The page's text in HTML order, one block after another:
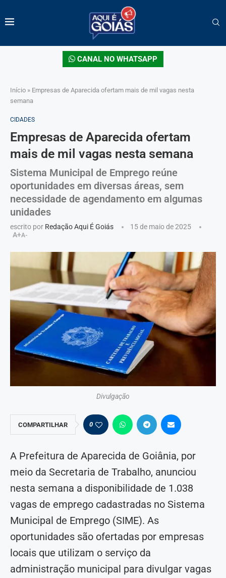
CANAL NO WHATSAPP
Início » Empresas de Aparecida ofertam mais de mil vagas nesta
semana
CIDADES
Empresas de Aparecida ofertam
mais de mil vagas nesta semana
Sistema Municipal de Emprego reúne
oportunidades em diversas áreas, sem
necessidade de agendamento em algumas
unidades
escrito por Redação Aqui É Goiás
15 de maio de 2025
A+A-
Divulgação
COMPARTILHAR 0
A Prefeitura de Aparecida de Goiânia, por
meio da Secretaria de Trabalho, anunciou
nesta semana a disponibilidade de 1.038
vagas de emprego cadastradas no Sistema
Municipal de Emprego (SIME). As
oportunidades são ofertadas por empresas
locais que utilizam o serviço da
administração municipal para divulgar vagas